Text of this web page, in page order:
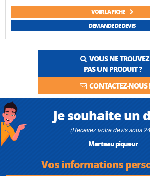
VOIR LA FICHE
DEMANDE DE DEVIS
VOUS NE TROUVEZ
PAS UN PRODUIT ?
CONTACTEZ-NOUS !
Je souhaite un
(Recevez votre devis sous
Marteau piqueur
Vos informations